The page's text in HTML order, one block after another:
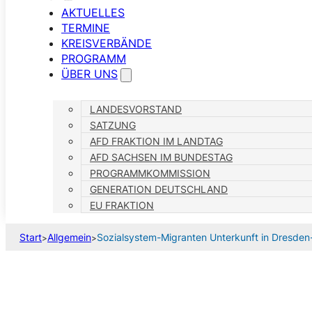
AKTUELLES
TERMINE
KREISVERBÄNDE
PROGRAMM
ÜBER UNS
LANDESVORSTAND
SATZUNG
AFD FRAKTION IM LANDTAG
AFD SACHSEN IM BUNDESTAG
PROGRAMMKOMMISSION
GENERATION DEUTSCHLAND
EU FRAKTION
Start>Allgemein>Sozialsystem-Migranten Unterkunft in